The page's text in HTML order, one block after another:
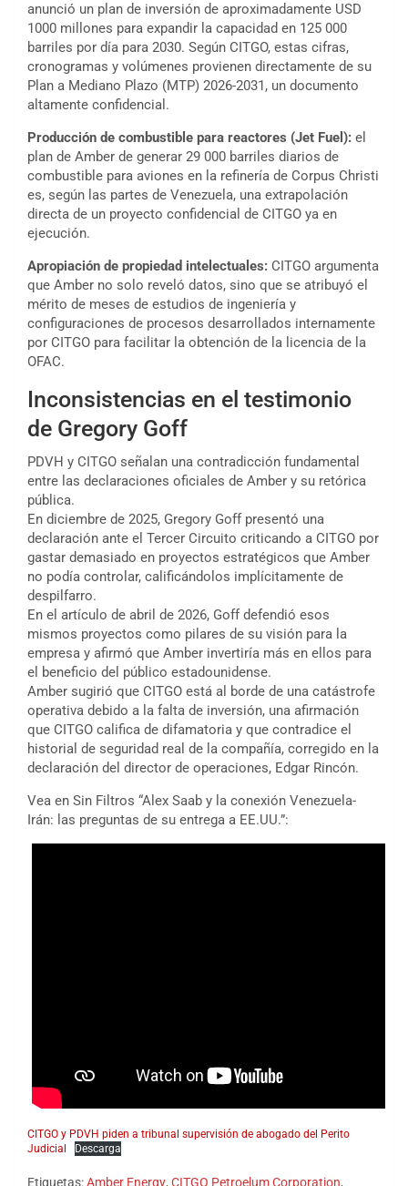
anunció un plan de inversión de aproximadamente USD
1000 millones para expandir la capacidad en 125 000
barriles por día para 2030. Según CITGO, estas cifras,
cronogramas y volúmenes provienen directamente de su
Plan a Mediano Plazo (MTP) 2026-2031, un documento
altamente confidencial.
Producción de combustible para reactores (Jet Fuel): el
plan de Amber de generar 29 000 barriles diarios de
combustible para aviones en la refinería de Corpus Christi
es, según las partes de Venezuela, una extrapolación
directa de un proyecto confidencial de CITGO ya en
ejecución.
Apropiación de propiedad intelectuales: CITGO argumenta
que Amber no solo reveló datos, sino que se atribuyó el
mérito de meses de estudios de ingeniería y
configuraciones de procesos desarrollados internamente
por CITGO para facilitar la obtención de la licencia de la
OFAC.
Inconsistencias en el testimonio
de Gregory Goff
PDVH y CITGO señalan una contradicción fundamental
entre las declaraciones oficiales de Amber y su retórica
pública.
En diciembre de 2025, Gregory Goff presentó una
declaración ante el Tercer Circuito criticando a CITGO por
gastar demasiado en proyectos estratégicos que Amber
no podía controlar, calificándolos implícitamente de
despilfarro.
En el artículo de abril de 2026, Goff defendió esos
mismos proyectos como pilares de su visión para la
empresa y afirmó que Amber invertiría más en ellos para
el beneficio del público estadounidense.
Amber sugirió que CITGO está al borde de una catástrofe
operativa debido a la falta de inversión, una afirmación
que CITGO califica de difamatoria y que contradice el
historial de seguridad real de la compañía, corregido en la
declaración del director de operaciones, Edgar Rincón.
Vea en Sin Filtros “Alex Saab y la conexión Venezuela-
Irán: las preguntas de su entrega a EE.UU.”:
CITGO y PDVH piden a tribunal supervisión de abogado del Perito
Judicial
Descarga
Etiquetas:Amber Energy, CITGO Petroelum Corporation,